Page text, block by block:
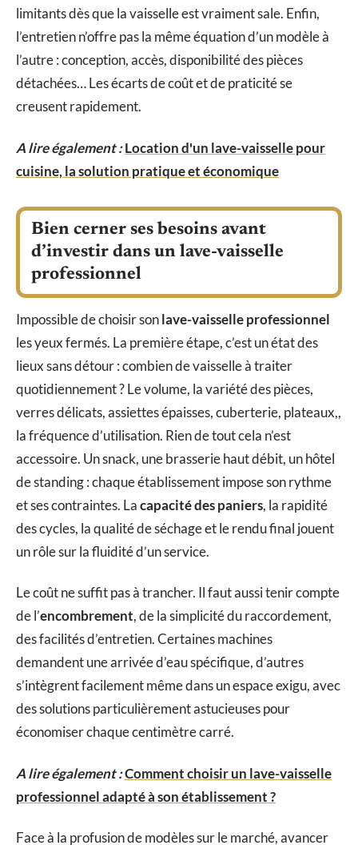
limitants dès que la vaisselle est vraiment sale. Enfin,
l’entretien n’offre pas la même équation d’un modèle à
l’autre : conception, accès, disponibilité des pièces
détachées… Les écarts de coût et de praticité se
creusent rapidement.
A lire également :Location d'un lave-vaisselle pour
cuisine, la solution pratique et économique
Bien cerner ses besoins avant
d’investir dans un lave-vaisselle
professionnel
Impossible de choisir sonlave-vaisselle professionnel
les yeux fermés. La première étape, c’est un état des
lieux sans détour : combien de vaisselle à traiter
quotidiennement ? Le volume, la variété des pièces,
verres délicats, assiettes épaisses, cuberterie, plateaux,,
la fréquence d’utilisation. Rien de tout cela n’est
accessoire. Un snack, une brasserie haut débit, un hôtel
de standing : chaque établissement impose son rythme
et ses contraintes. Lacapacité des paniers, la rapidité
des cycles, la qualité de séchage et le rendu final jouent
un rôle sur la fluidité d’un service.
Le coût ne suffit pas à trancher. Il faut aussi tenir compte
de l’encombrement, de la simplicité du raccordement,
des facilités d’entretien. Certaines machines
demandent une arrivée d’eau spécifique, d’autres
s’intègrent facilement même dans un espace exigu, avec
des solutions particulièrement astucieuses pour
économiser chaque centimètre carré.
A lire également :Comment choisir un lave-vaisselle
professionnel adapté à son établissement ?
Face à la profusion de modèles sur le marché, avancer